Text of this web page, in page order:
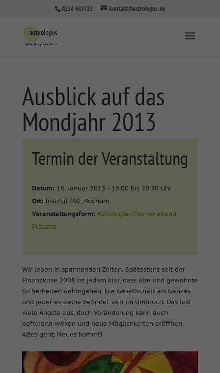
0234 683723 kontakt@astrologos.de
Ausblick auf das
Mondjahr 2013
Termin der Veranstaltung
Datum:18. Januar 2013 - 19.00 bis 20.30 Uhr
Ort: Institut IAG, Bochum
Veranstaltungsform: Astrologie-Themenabend,
Präsenz
Wir leben in spannenden Zeiten. Spätestens seit der
Finanzkrise 2008 ist jedem klar, dass alte und gewohnte
Sicherheiten dahingehen. Die Gesellschaft als Ganzes
und jeder einzelne befindet sich im Umbruch. Das löst
viele Ängste aus, doch Veränderung kann auch
befreiend wirken und neue Möglichkeiten eröffnen.
Altes geht, Neues kommt!